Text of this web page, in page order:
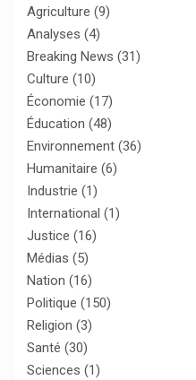
Agriculture (9)
Analyses (4)
Breaking News (31)
Culture (10)
Économie (17)
Éducation (48)
Environnement (36)
Humanitaire (6)
Industrie (1)
International (1)
Justice (16)
Médias (5)
Nation (16)
Politique (150)
Religion (3)
Santé (30)
Sciences (1)